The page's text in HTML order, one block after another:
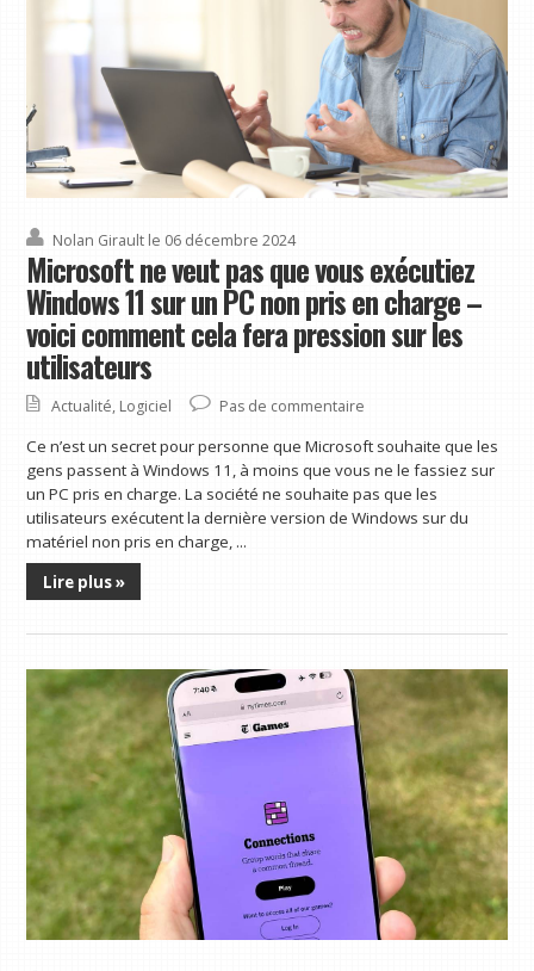
Nolan Girault le 06 décembre 2024
Microsoft ne veut pas que vous exécutiez
Windows 11 sur un PC non pris en charge –
voici comment cela fera pression sur les
utilisateurs
Actualité, Logiciel Pas de commentaire
Ce n’est un secret pour personne que Microsoft souhaite que les
gens passent à Windows 11, à moins que vous ne le fassiez sur
un PC pris en charge. La société ne souhaite pas que les
utilisateurs exécutent la dernière version de Windows sur du
matériel non pris en charge, ...
Lire plus »